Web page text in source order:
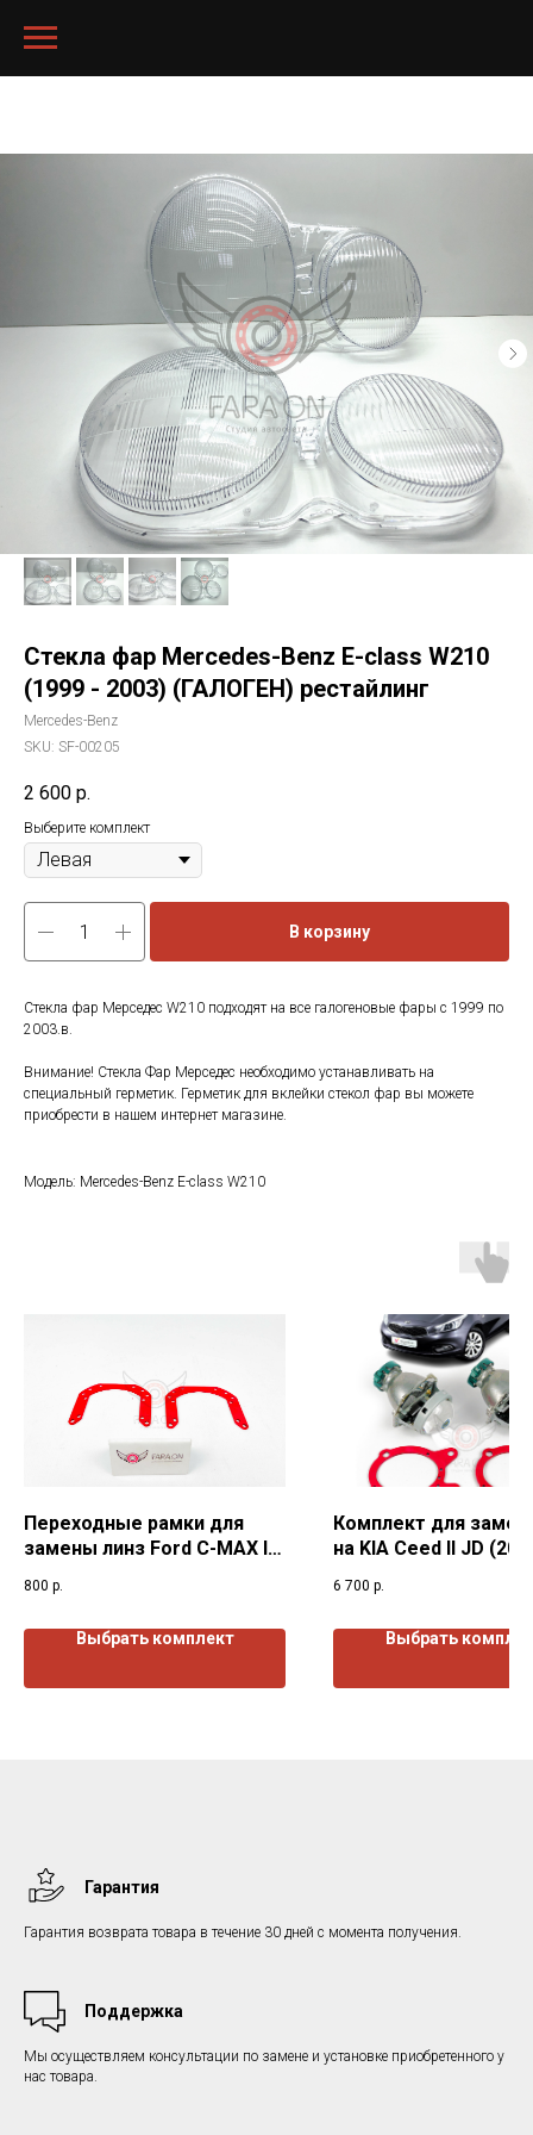
Стекла фар Mercedes-Benz E-class W210
(1999 - 2003)​ (ГАЛОГЕН) рестайлинг
Mercedes-Benz
SKU: SF-00205
2 600 р.
Выберите комплект
В корзину
Стекла фар Мерседес W210 подходят на все галогеновые фары с 1999 по
2003.в.
Внимание! Стекла Фар Мерседес необходимо устанавливать на
специальный герметик. Герметик для вклейки стекол фар вы можете
приобрести в нашем интернет магазине.
Модель: Mercedes-Benz E-class W210
Переходные рамки для
замены линз Ford C-MAX I (
800 р.
Выбрать комплект
Комплект для
на KIA Ceed II JD
6 700 р.
Выбрать
Гарантия
Гарантия возврата товара в течение 30 дней с момента получения.
Поддержка
Мы осуществляем консультации по замене и установке приобретенного у
нас товара.